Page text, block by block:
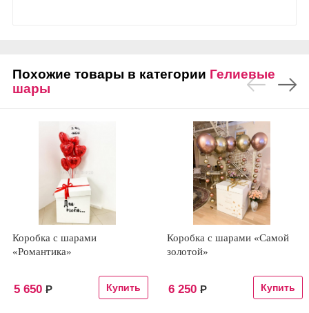
Похожие товары в категории Гелиевые
шары
Коробка с шарами
«Романтика»
5 650 Р
Коробка с шарами «Самой
золотой»
6 250 Р